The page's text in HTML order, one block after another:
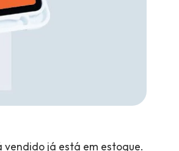
vendido já está em estoque.